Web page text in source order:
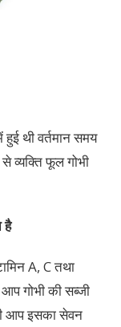
थी वर्तमान समय
व्यक्ति फूल गोभी
है
A, C तथा
गोभी की सब्जी
आप इसका सेवन